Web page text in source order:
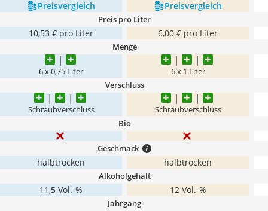
Preis­vergleich Preis­vergleich
Preis pro Liter
10,53 € pro Liter 6,00 € pro Liter
Menge
6 x 0,75 Liter 6 x 1 Liter
Verschluss
Schraubverschluss Schraubverschluss
Bio
Geschmack
halbtrocken halbtrocken
Alkoholgehalt
11,5 Vol.-% 12 Vol.-%
Jahrgang